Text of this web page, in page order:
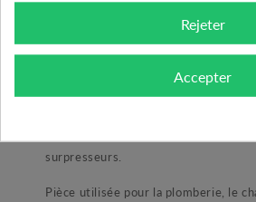
DESCRIPTION DU PRODUIT
Mamelon laiton réduit femelle-
surpresseurs.
Pièce utilisée pour la plomberie, le
Rejeter
Accepter